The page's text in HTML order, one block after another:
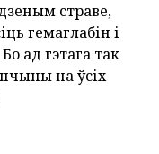
страве,
гемаглабін і
ад гэтага так
на ўсіх